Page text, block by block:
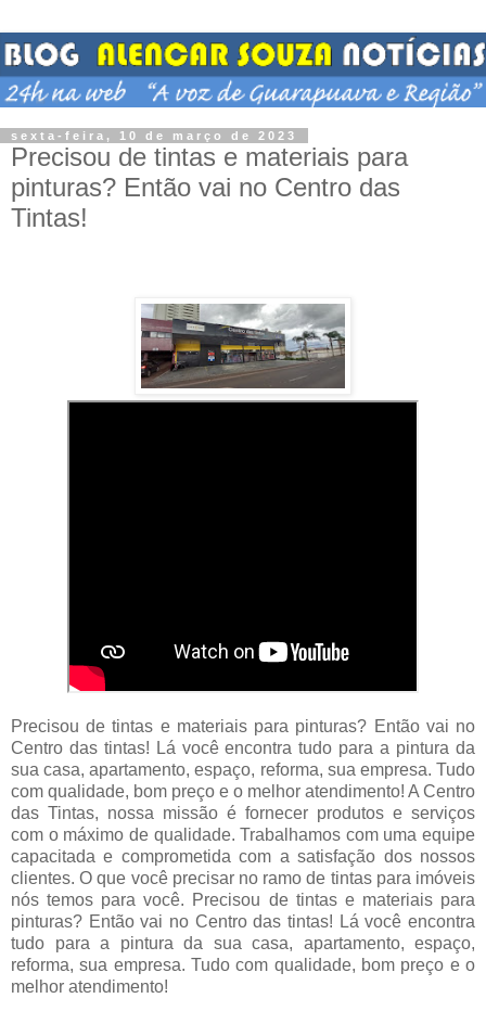
sexta-feira, 10 de março de 2023
Precisou de tintas e materiais para
pinturas? Então vai no Centro das
Tintas!
Precisou de tintas e materiais para pinturas? Então vai no
Centro das tintas! Lá você encontra tudo para a pintura da
sua casa, apartamento, espaço, reforma, sua empresa. Tudo
com qualidade, bom preço e o melhor atendimento! A Centro
das Tintas, nossa missão é fornecer produtos e serviços
com o máximo de qualidade. Trabalhamos com uma equipe
capacitada e comprometida com a satisfação dos nossos
clientes. O que você precisar no ramo de tintas para imóveis
nós temos para você. Precisou de tintas e materiais para
pinturas? Então vai no Centro das tintas! Lá você encontra
tudo para a pintura da sua casa, apartamento, espaço,
reforma, sua empresa. Tudo com qualidade, bom preço e o
melhor atendimento!